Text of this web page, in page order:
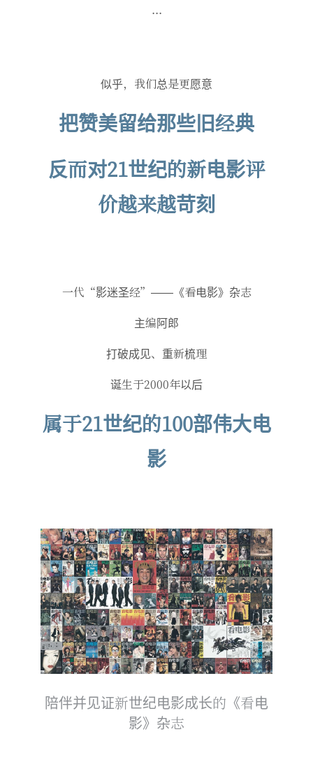
...
似乎，我们总是更愿意
把赞美留给那些旧经典
反而对21世纪的新电影评
价越来越苛刻
一代“影迷圣经”——《看电影》杂志
主编阿郎
打破成见、重新梳理
诞生于2000年以后
属于21世纪的100部伟大电
影
陪伴并见证新世纪电影成长的《看电
影》杂志